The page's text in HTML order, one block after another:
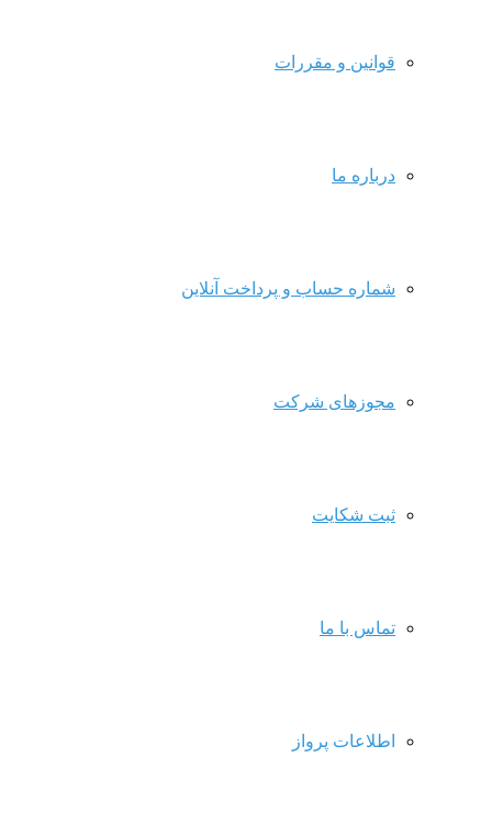
قوانین و مقررات
درباره ما
شماره حساب و پرداخت آنلاین
مجوزهای شرکت
ثبت شکایت
تماس با ما
اطلاعات پرواز